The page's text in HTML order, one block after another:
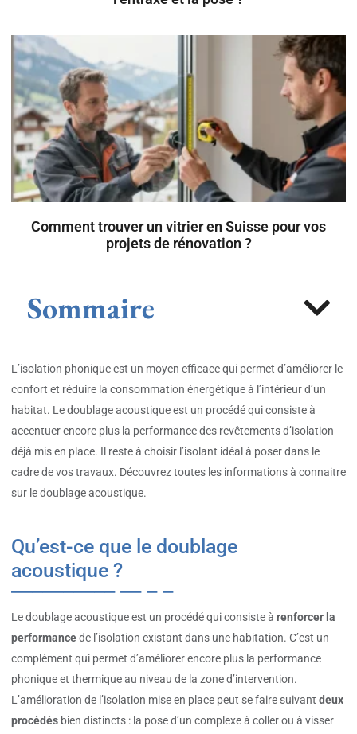
Comment trouver un vitrier en Suisse pour vos
projets de rénovation ?
Sommaire
L’isolation phonique est un moyen efficace qui permet d’améliorer le
confort et réduire la consommation énergétique à l’intérieur d’un
habitat. Le doublage acoustique est un procédé qui consiste à
accentuer encore plus la performance des revêtements d’isolation
déjà mis en place. Il reste à choisir l’isolant idéal à poser dans le
cadre de vos travaux. Découvrez toutes les informations à connaitre
sur le doublage acoustique.
Qu’est-ce que le doublage
acoustique ?
Le doublage acoustique est un procédé qui consiste à renforcer la
performancede l’isolation existant dans une habitation. C’est un
complément qui permet d’améliorer encore plus la performance
phonique et thermique au niveau de la zone d’intervention.
L’amélioration de l’isolation mise en place peut se faire suivant deux
procédés bien distincts : la pose d’un complexe à coller ou à visser